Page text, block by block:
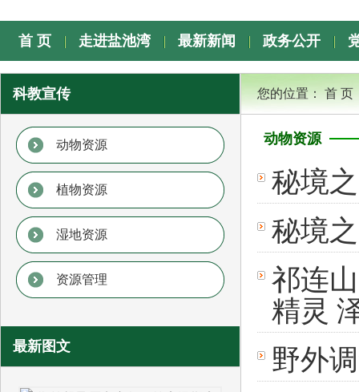
首 页 走进盐池湾 最新新闻 政务公开
科教宣传
动物资源
植物资源
湿地资源
资源管理
最新图文
您的位置： 首 页
动物资源
秘境
秘境
祁连
精灵
野外